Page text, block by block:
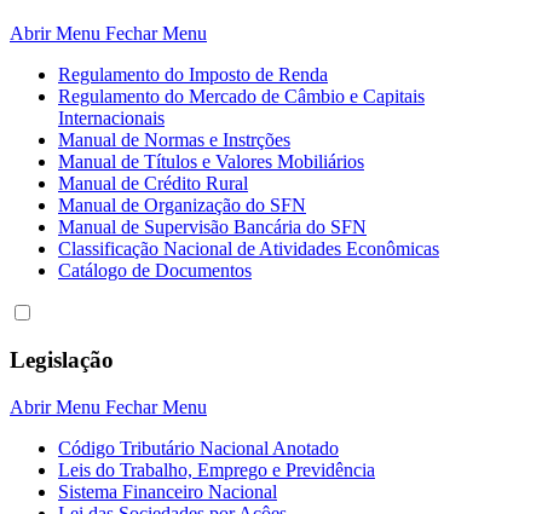
Abrir Menu Fechar Menu
Regulamento do Imposto de Renda
Regulamento do Mercado de Câmbio e Capitais
Internacionais
Manual de Normas e Instrções
Manual de Títulos e Valores Mobiliários
Manual de Crédito Rural
Manual de Organização do SFN
Manual de Supervisão Bancária do SFN
Classificação Nacional de Atividades Econômicas
Catálogo de Documentos
Legislação
Abrir Menu Fechar Menu
Código Tributário Nacional Anotado
Leis do Trabalho, Emprego e Previdência
Sistema Financeiro Nacional